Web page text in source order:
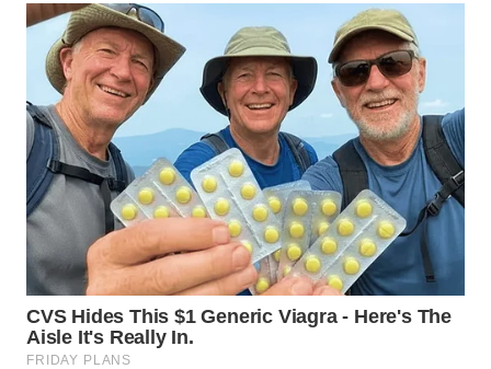
NIAS
WN
LANGKAT
WN
TAPANULI
SELATAN
WN
TANJUNG
LESUNG
WN